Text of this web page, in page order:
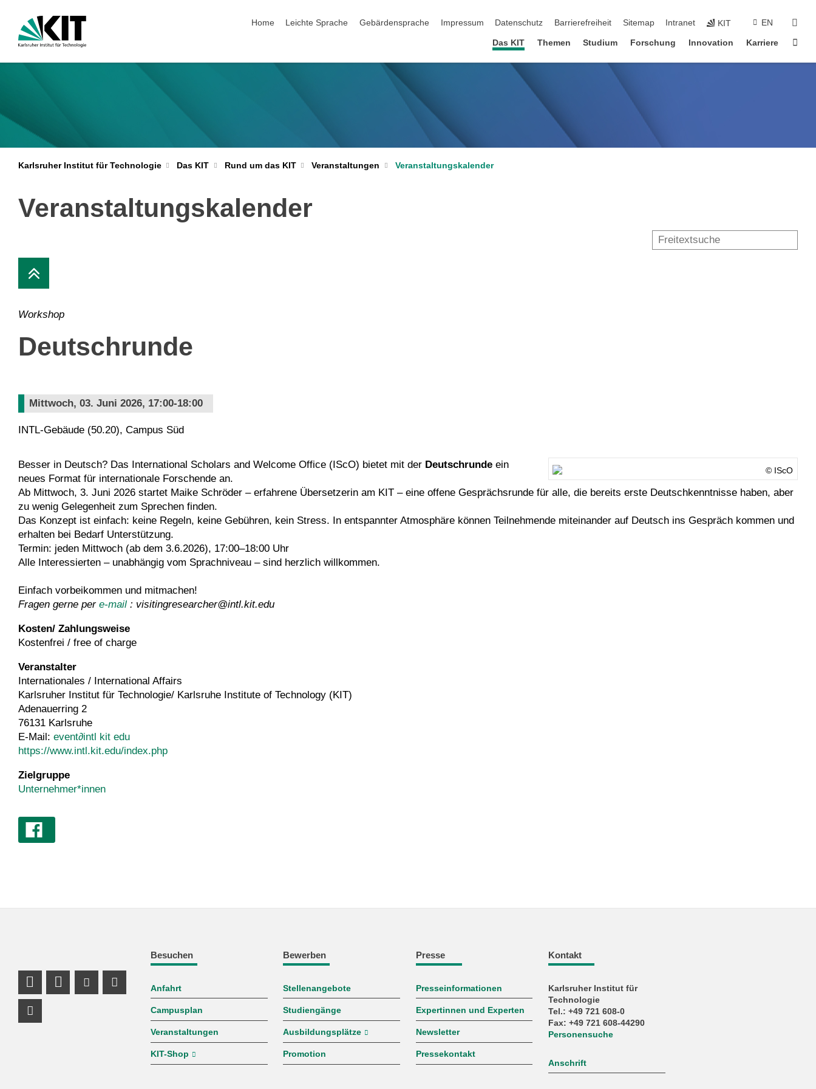
Home
Leichte Sprache Gebärdensprache Impressum Datenschutz Barrierefreiheit Sitemap Intranet KIT EN
Das KIT Themen Studium Forschung Innovation Karriere
Karlsruher Institut für Technologie Das KIT Rund um das KIT Veranstaltungen Veranstaltungskalender
Veranstaltungskalender
Workshop
Deutschrunde
Mittwoch, 03. Juni 2026, 17:00-18:00
INTL-Gebäude (50.20), Campus Süd
© IScO
Besser in Deutsch? Das International Scholars and Welcome Office (IScO) bietet mit der Deutschrundeein
neues Format für internationale Forschende an.
Ab Mittwoch, 3. Juni 2026 startet Maike Schröder – erfahrene Übersetzerin am KIT – eine offene Gesprächsrunde für alle, die bereits erste Deutschkenntnisse haben, aber
zu wenig Gelegenheit zum Sprechen finden.
Das Konzept ist einfach: keine Regeln, keine Gebühren, kein Stress. In entspannter Atmosphäre können Teilnehmende miteinander auf Deutsch ins Gespräch kommen und
erhalten bei Bedarf Unterstützung.
Termin: jeden Mittwoch (ab dem 3.6.2026), 17:00–18:00 Uhr
Alle Interessierten – unabhängig vom Sprachniveau – sind herzlich willkommen.
Einfach vorbeikommen und mitmachen!
Fragen gerne per e-mail: visitingresearcher@intl.kit.edu
Kosten/ Zahlungsweise
Kostenfrei / free of charge
Veranstalter
Internationales / International Affairs
Karlsruher Institut für Technologie/ Karlsruhe Institute of Technology (KIT)
Adenauerring 2
76131 Karlsruhe
E-Mail: event∂intl kit edu
https://www.intl.kit.edu/index.php
Zielgruppe
Unternehmer*innen
Besuchen
Anfahrt
Campusplan
Veranstaltungen
KIT-Shop
Bewerben
Stellenangebote
Studiengänge
Ausbildungsplätze
Promotion
Presse
Presseinformationen
Expertinnen und Experten
Newsletter
Pressekontakt
Kontakt
Karlsruher Institut für
Technologie
Tel.: +49 721 608-0
Fax: +49 721 608-44290
Personensuche
Anschrift
LinkedIn Profil
Profil Mastodon
Youtube Profil
Instagram Profil
Facebook Profil